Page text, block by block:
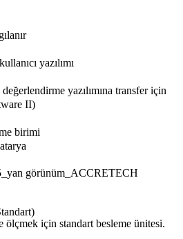
yazılımı
yazılımına transfer için
II)
birimi
için standart besleme ünitesi.